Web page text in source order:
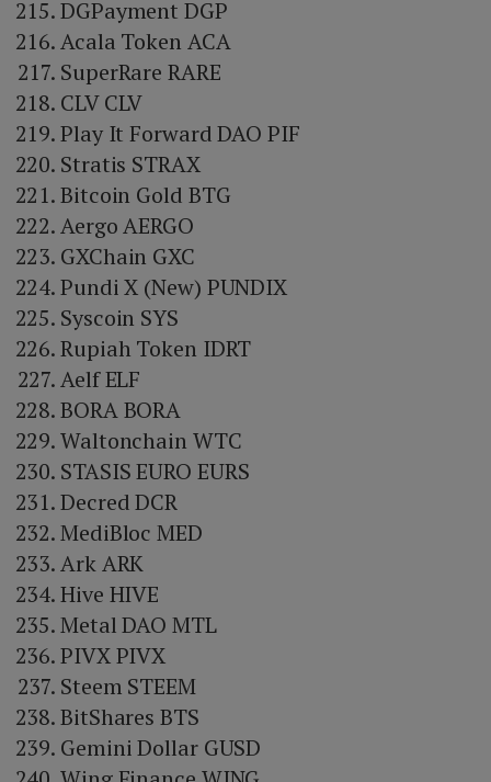
DGPayment DGP
Acala Token ACA
SuperRare RARE
CLV CLV
Play It Forward DAO PIF
Stratis STRAX
Bitcoin Gold BTG
Aergo AERGO
GXChain GXC
Pundi X (New) PUNDIX
Syscoin SYS
Rupiah Token IDRT
Aelf ELF
BORA BORA
Waltonchain WTC
STASIS EURO EURS
Decred DCR
MediBloc MED
Ark ARK
Hive HIVE
Metal DAO MTL
PIVX PIVX
Steem STEEM
BitShares BTS
Gemini Dollar GUSD